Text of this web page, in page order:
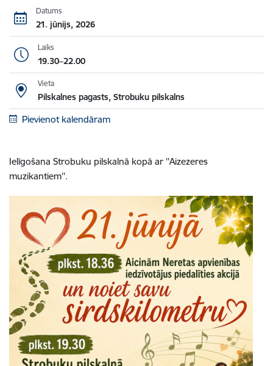
Datums
21. jūnijs, 2026
Laiks
19.30–22.00
Vieta
Pilskalnes pagasts, Strobuku pilskalns
Pievienot kalendāram
Ielīgošana Strobuku pilskalnā kopā ar ''Aizezeres
muzikantiem''.